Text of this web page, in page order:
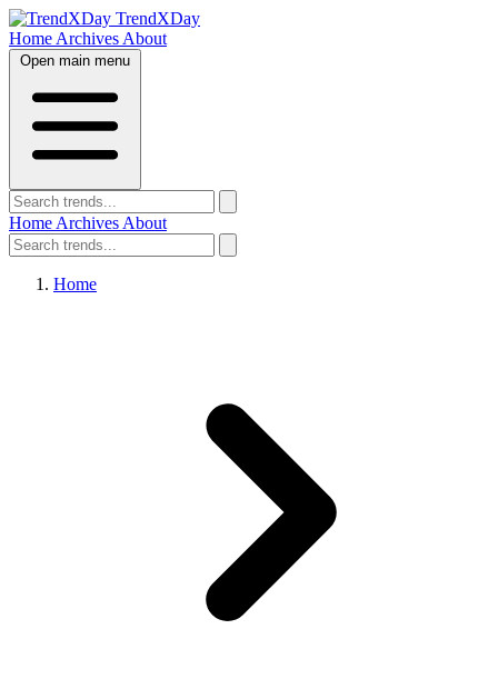
TrendXDay
Home Archives About
Open main menu
Home Archives About
Home